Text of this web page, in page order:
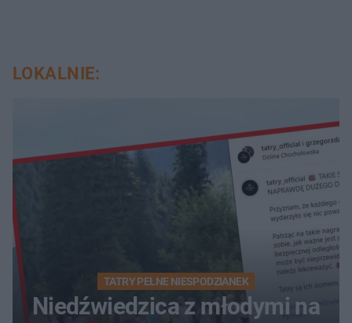
LOKALNIE:
TATRY PEŁNE NIESPODZIANEK
Niedźwiedzica z młodymi na